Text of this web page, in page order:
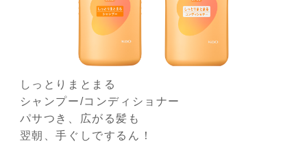
しっとりまとまる
シャンプー/コンディショナー
パサつき、広がる髪も
翌朝、手ぐしでするん！